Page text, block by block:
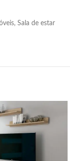
, Sala de estar